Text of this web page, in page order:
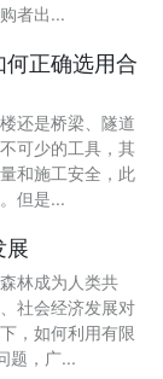
者出...
正确选用合
还是桥梁、隧道
可少的工具，其
和施工安全，此
但是...
展
林成为人类共
社会经济发展对
，如何利用有限
题，广...